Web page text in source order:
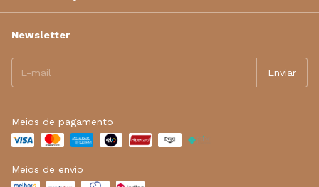
Newsletter
Meios de pagamento
Meios de envio